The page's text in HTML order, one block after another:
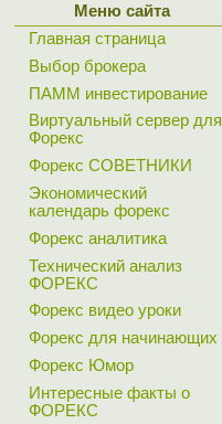
Меню сайта
Главная страница
Выбор брокера
ПАММ инвестирование
Виртуальный сервер для
Форекс
Форекс СОВЕТНИКИ
Экономический
календарь форекс
Форекс аналитика
Технический анализ
ФОРЕКС
Форекс видео уроки
Форекс для начинающих
Форекс Юмор
Интересные факты о
ФОРЕКС